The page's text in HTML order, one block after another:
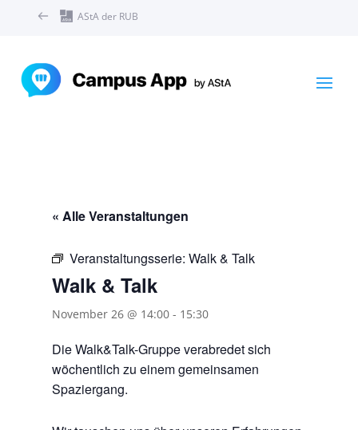
AStA der RUB
« Alle Veranstaltungen
Veranstaltungsserie: Walk & Talk
Walk & Talk
November 26 @ 14:00- 15:30
Die Walk&Talk-Gruppe verabredet sich
wöchentlich zu einem gemeinsamen
Spaziergang.